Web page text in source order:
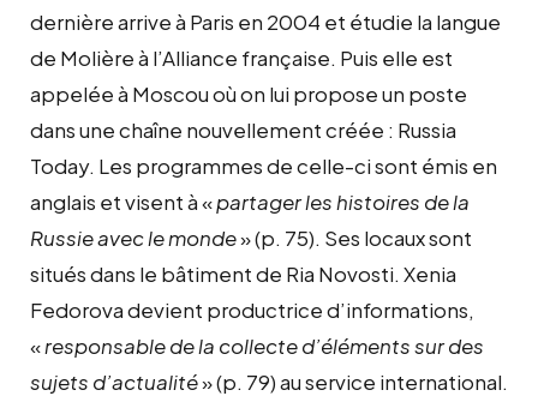
dernière arrive à Paris en 2004 et étudie la langue
de Molière à l’Alliance française. Puis elle est
appelée à Moscou où on lui propose un poste
dans une chaîne nouvellement créée : Russia
Today. Les programmes de celle-ci sont émis en
anglais et visent à «partager les histoires de la
Russie avec le monde» (p. 75). Ses locaux sont
situés dans le bâtiment de Ria Novosti. Xenia
Fedorova devient productrice d’informations,
«responsable de la collecte d’éléments sur des
sujets d’actualité» (p. 79) au service international.